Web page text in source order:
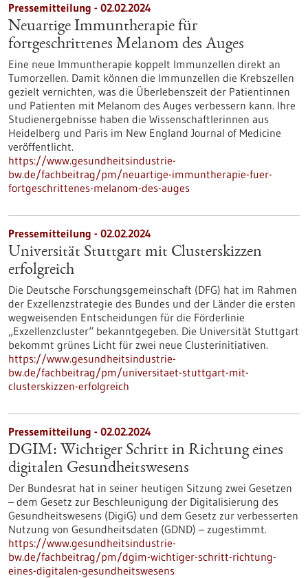
Pressemitteilung - 02.02.2024
Neuartige Immuntherapie für
fortgeschrittenes Melanom des Auges
Eine neue Immuntherapie koppelt Immunzellen direkt an
Tumorzellen. Damit können die Immunzellen die Krebszellen
gezielt vernichten, was die Überlebenszeit der Patientinnen
und Patienten mit Melanom des Auges verbessern kann. Ihre
Studienergebnisse haben die Wissenschaftlerinnen aus
Heidelberg und Paris im New England Journal of Medicine
veröffentlicht.
https://www.gesundheitsindustrie-
bw.de/fachbeitrag/pm/neuartige-immuntherapie-fuer-
fortgeschrittenes-melanom-des-auges
Pressemitteilung - 02.02.2024
Universität Stuttgart mit Clusterskizzen
erfolgreich
Die Deutsche Forschungsgemeinschaft (DFG) hat im Rahmen
der Exzellenzstrategie des Bundes und der Länder die ersten
wegweisenden Entscheidungen für die Förderlinie
„Exzellenzcluster“ bekanntgegeben. Die Universität Stuttgart
bekommt grünes Licht für zwei neue Clusterinitiativen.
https://www.gesundheitsindustrie-
bw.de/fachbeitrag/pm/universitaet-stuttgart-mit-
clusterskizzen-erfolgreich
Pressemitteilung - 02.02.2024
DGIM: Wichtiger Schritt in Richtung eines
digitalen Gesundheitswesens
Der Bundesrat hat in seiner heutigen Sitzung zwei Gesetzen
– dem Gesetz zur Beschleunigung der Digitalisierung des
Gesundheitswesens (DigiG) und dem Gesetz zur verbesserten
Nutzung von Gesundheitsdaten (GDND) – zugestimmt.
https://www.gesundheitsindustrie-
bw.de/fachbeitrag/pm/dgim-wichtiger-schritt-richtung-
eines-digitalen-gesundheitswesens